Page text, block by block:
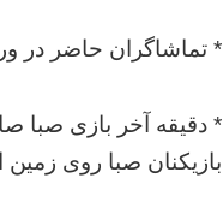
* تماشاگران حاضر در
* دقیقه آخر بازی صبا
بازیکنان صبا روی زمین